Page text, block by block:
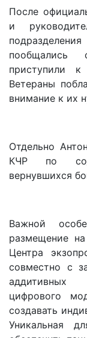
После
и
приступили к
Ветераны
внимание к их
Отдельно
КЧР по
вернувшихся
Важной
размещение
Центра
совместно с
аддитивных
цифрового
создавать
Уникальная